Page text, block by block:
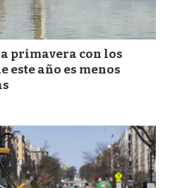
primavera con los
este año es menos